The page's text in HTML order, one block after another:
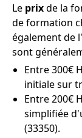
Le prixde la
de formation
également de
sont
Entre 300€
initiale sur
Entre 200€
simplifiée
(33350).